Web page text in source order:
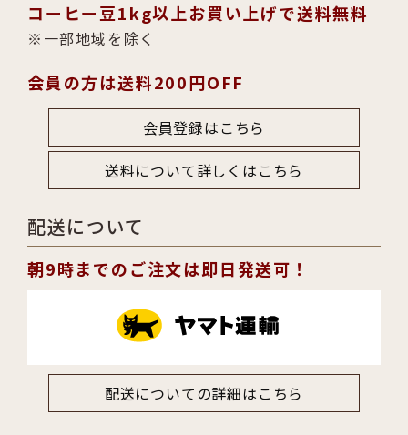
コーヒー豆1kg以上お買い上げで送料無料
一部地域を除く
会員の方は送料200円OFF
会員登録はこちら
送料について詳しくはこちら
配送について
朝9時までのご注文は即日発送可！
配送についての詳細はこちら